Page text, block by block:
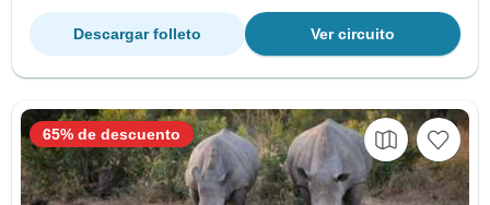
Ver circuito
Descargar folleto
65% de descuento